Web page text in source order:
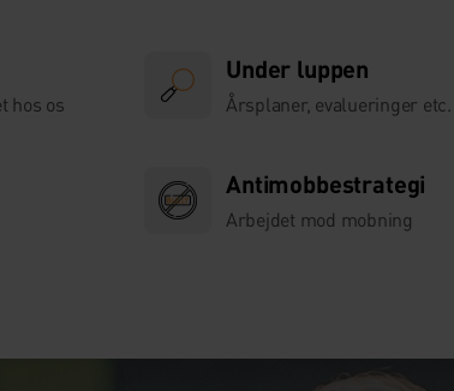
hos os
Under luppen
Årsplaner, evalueringer etc.
Antimobbestrategi
Arbejdet mod mobning